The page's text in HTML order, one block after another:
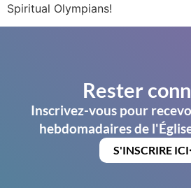
Spiritual Olympians!
Rester
Inscrivez-vous pour
hebdomadaires de
S'INSCRIRE ICI